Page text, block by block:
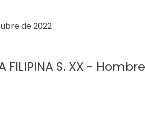
de 2022
FILIPINA S. XX - Hombre